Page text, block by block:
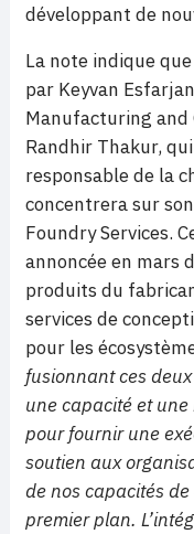
développant de
La note indique
par Keyvan
Manufacturing and
Randhir Thakur,
responsable de la
concentrera sur
Foundry Services.
annoncée en mars
produits du
services de
pour les
fusionnant ces
une capacité et
pour fournir une
soutien aux
de nos capacités
premier plan.